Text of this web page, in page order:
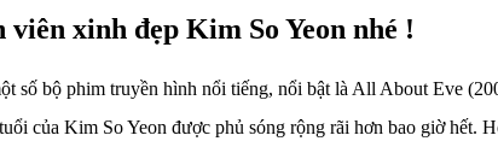
xinh đẹp Kim So Yeon nhé !
bộ phim truyền hình nổi tiếng, nổi bật là All About Eve
của Kim So Yeon được phủ sóng rộng rãi hơn bao giờ hết.